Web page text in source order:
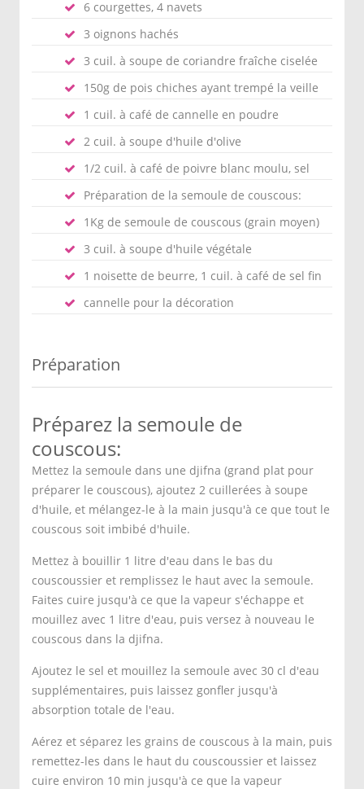
6 courgettes, 4 navets
3 oignons hachés
3 cuil. à soupe de coriandre fraîche ciselée
150g de pois chiches ayant trempé la veille
1 cuil. à café de cannelle en poudre
2 cuil. à soupe d'huile d'olive
1/2 cuil. à café de poivre blanc moulu, sel
Préparation de la semoule de couscous:
1Kg de semoule de couscous (grain moyen)
3 cuil. à soupe d'huile végétale
1 noisette de beurre, 1 cuil. à café de sel fin
cannelle pour la décoration
Préparation
Préparez la semoule de
couscous:
Mettez la semoule dans une djifna (grand plat pour
préparer le couscous), ajoutez 2 cuillerées à soupe
d'huile, et mélangez-le à la main jusqu'à ce que tout le
couscous soit imbibé d'huile.
Mettez à bouillir 1 litre d'eau dans le bas du
couscoussier et remplissez le haut avec la semoule.
Faites cuire jusqu'à ce que la vapeur s'échappe et
mouillez avec 1 litre d'eau, puis versez à nouveau le
couscous dans la djifna.
Ajoutez le sel et mouillez la semoule avec 30 cl d'eau
supplémentaires, puis laissez gonfler jusqu'à
absorption totale de l'eau.
Aérez et séparez les grains de couscous à la main, puis
remettez-les dans le haut du couscoussier et laissez
cuire environ 10 min jusqu'à ce que la vapeur